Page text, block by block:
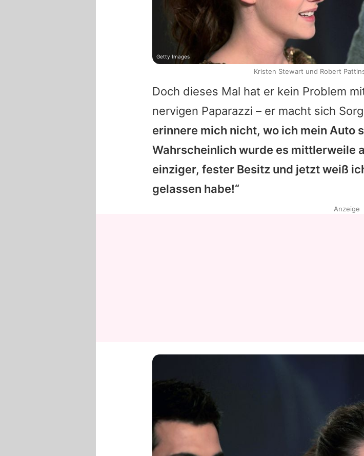
Doch dieses Mal hat er kein Problem
nervigen Paparazzi – er macht sich
erinnere mich nicht, wo ich mein Auto
Wahrscheinlich wurde es mittlerweile
einziger, fester Besitz und jetzt weiß
gelassen habe!“
Getty Images
Kristen Stewart und Robert
Anzeige